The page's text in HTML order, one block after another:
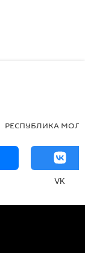
РЕСПУБЛИКА
VK